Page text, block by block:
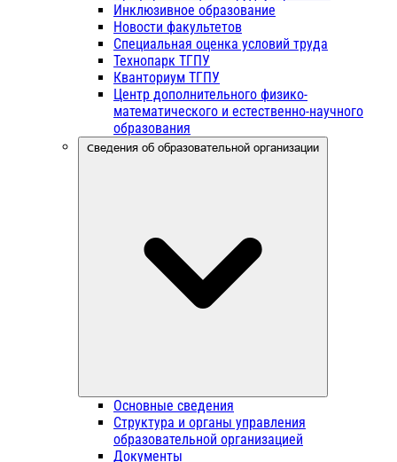
Инклюзивное образование
Новости факультетов
Специальная оценка условий труда
Технопарк ТГПУ
Кванториум ТГПУ
Центр дополнительного физико-
математического и естественно-научного
образования
Сведения об образовательной организации
Основные сведения
Структура и органы управления
образовательной организацией
Документы